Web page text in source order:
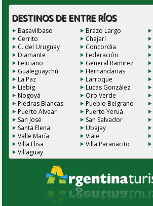
DESTINOS DE ENTRE RÍOS
Basavilbaso Brazo Largo
Cerrito
Chajarí
C. del Uruguay
Concordia
Diamante
Federación
Feliciano
General Ramirez
Gualeguaychú
Hernandarias
La Paz
Larroque
Liebig
Lucas González
Nogoyá
Oro Verde
Piedras Blancas
Pueblo Belgrano
Puerto Alvear
Puerto Yeruá
San José
San Salvador
Santa Elena
Ubajay
Valle María
Viale
Villa Elisa
Villa Paranacito
Villaguay